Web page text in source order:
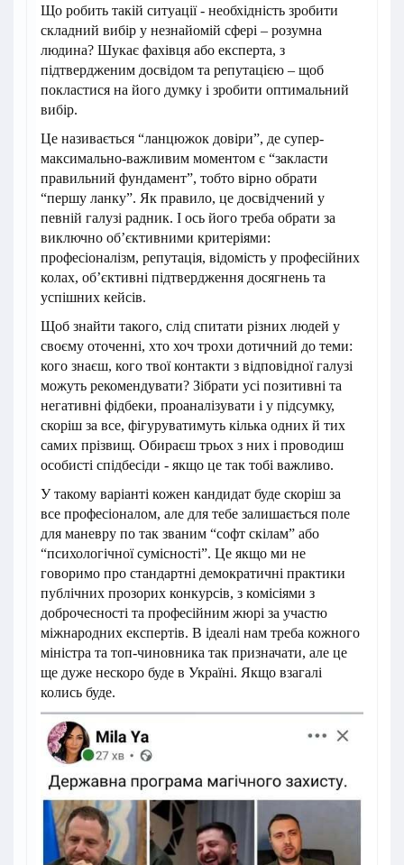
Що робить такій ситуації - необхідність зробити
складний вибір у незнайомій сфері – розумна
людина? Шукає фахівця або експерта, з
підтвердженим досвідом та репутацією – щоб
покластися на його думку і зробити оптимальний
вибір.
Це називається “ланцюжок довіри”, де супер-
максимально-важливим моментом є “закласти
правильний фундамент”, тобто вірно обрати
“першу ланку”. Як правило, це досвідчений у
певній галузі радник. І ось його треба обрати за
виключно об’єктивними критеріями:
професіоналізм, репутація, відомість у професійних
колах, об’єктивні підтвердження досягнень та
успішних кейсів.
Щоб знайти такого, слід спитати різних людей у
своєму оточенні, хто хоч трохи дотичний до теми:
кого знаєш, кого твої контакти з відповідної галузі
можуть рекомендувати? Зібрати усі позитивні та
негативні фідбеки, проаналізувати і у підсумку,
скоріш за все, фігуруватимуть кілька одних й тих
самих прізвищ. Обираєш трьох з них і проводиш
особисті спідбесіди - якщо це так тобі важливо.
У такому варіанті кожен кандидат буде скоріш за
все професіоналом, але для тебе залишається поле
для маневру по так званим “софт скілам” або
“психологічної сумісності”. Це якщо ми не
говоримо про стандартні демократичні практики
публічних прозорих конкурсів, з комісіями з
доброчесності та професійним жюрі за участю
міжнародних експертів. В ідеалі нам треба кожного
міністра та топ-чиновника так призначати, але це
ще дуже нескоро буде в Україні. Якщо взагалі
колись буде.